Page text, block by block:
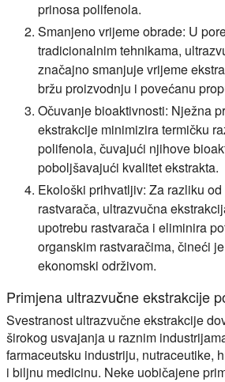
prinosa polifenola.
Smanjeno vrijeme obrade: U
tradicionalnim tehnikama,
značajno smanjuje vrijeme
bržu proizvodnju i povećanu
Očuvanje bioaktivnosti: Nježna
ekstrakcije minimizira termičku
polifenola, čuvajući njihove
poboljšavajući kvalitet ekstrakta.
Ekološki prihvatljiv: Za razliku
rastvarača, ultrazvučna
upotrebu rastvarača i eliminira
organskim rastvaračima, čineći
ekonomski održivom.
Primjena ultrazvučne ekstrakcije
Svestranost ultrazvučne ekstrakcije
širokog usvajanja u raznim
farmaceutsku industriju, nutraceutike,
i biljnu medicinu. Neke uobičajene